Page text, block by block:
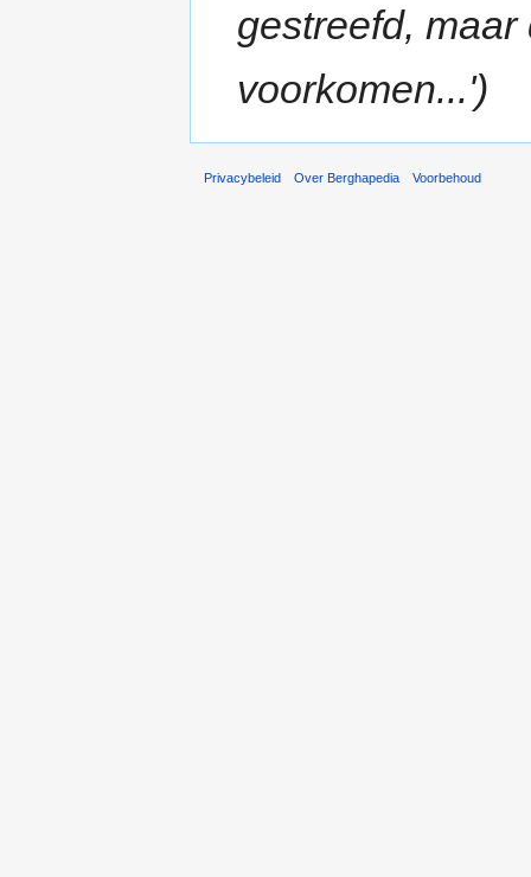
gestreefd,
voorkomen...')
Privacybeleid Over Berghapedia Voorbehoud